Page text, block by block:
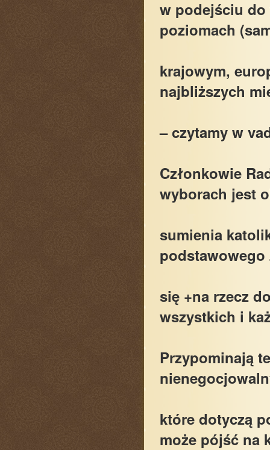
w podejściu do
poziomach
krajowym,
najbliższych
– czytamy w
Członkowie
wyborach jest
sumienia
podstawowego
się +na rzecz
wszystkich i
Przypominają
które dotyczą
może pójść na